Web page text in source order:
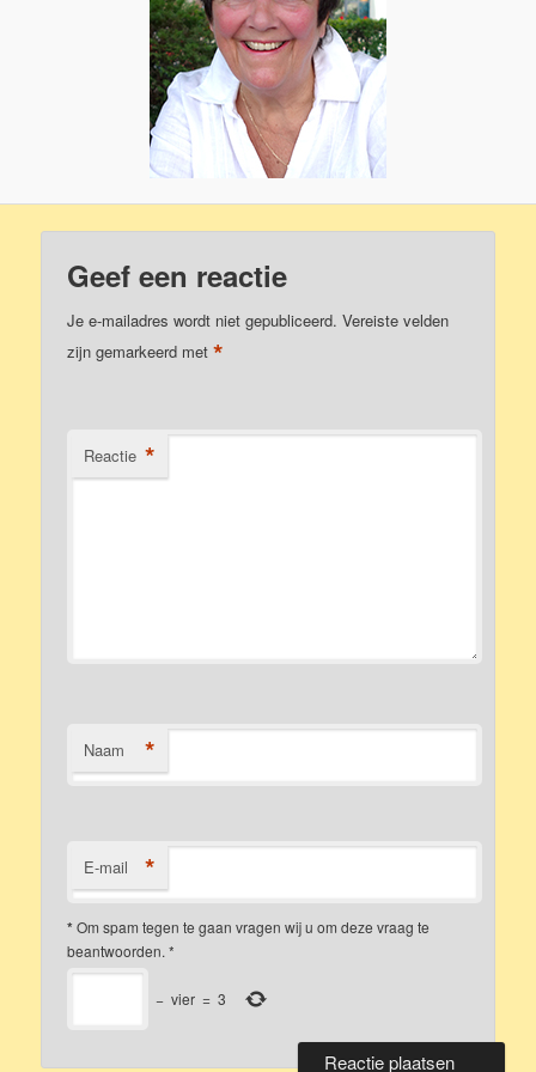
Geef een reactie
Je e-mailadres wordt niet gepubliceerd. Vereiste velden
zijn gemarkeerd met*
Reactie *
Naam *
E-mail *
*Om spam tegen te gaan vragen wij u om deze vraag te
beantwoorden. *
− vier = 3